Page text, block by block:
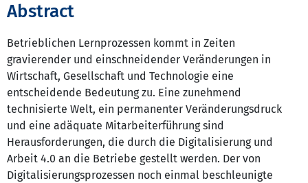
Abstract
Betrieblichen Lernprozessen kommt in Zeiten
gravierender und einschneidender Veränderungen in
Wirtschaft, Gesellschaft und Technologie eine
entscheidende Bedeutung zu. Eine zunehmend
technisierte Welt, ein permanenter Veränderungsdruck
und eine adäquate Mitarbeiterführung sind
Herausforderungen, die durch die Digitalisierung und
Arbeit 4.0 an die Betriebe gestellt werden. Der von
Digitalisierungsprozessen noch einmal beschleunigte